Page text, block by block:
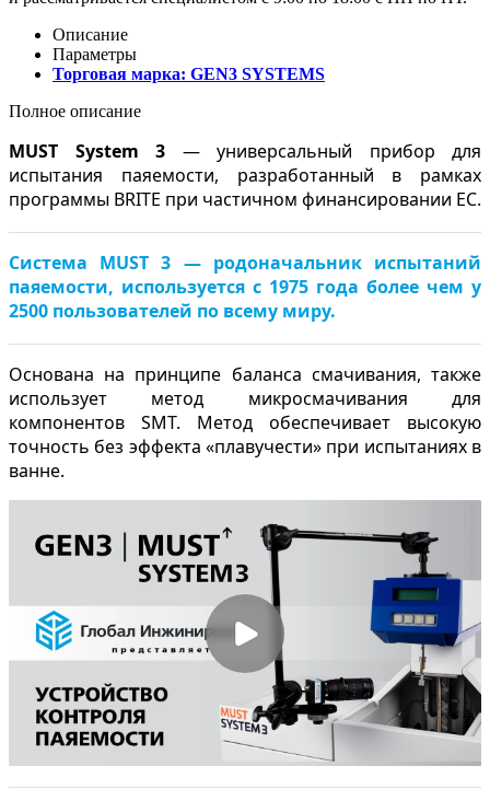
Описание
Параметры
Торговая марка: GEN3 SYSTEMS
Полное описание
MUST System 3 — универсальный прибор для
испытания паяемости, разработанный в рамках
программы BRITE при частичном финансировании ЕС.
Система MUST 3 — родоначальник испытаний
паяемости, используется с 1975 года более чем у
2500 пользователей по всему миру.
Основана на принципе баланса смачивания, также
использует метод микросмачивания для
компонентов SMT. Метод обеспечивает высокую
точность без эффекта «плавучести» при испытаниях в
ванне.